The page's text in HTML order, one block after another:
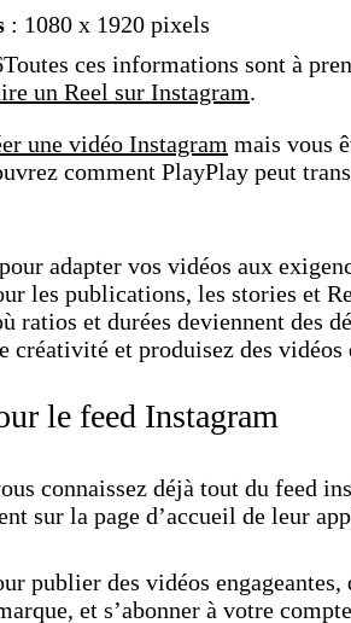
: 1080 x 1920 pixels
ces informations sont à
un Reel sur Instagram.
une vidéo Instagram mais vous
comment PlayPlay peut
adapter vos vidéos aux
les publications, les stories et
ratios et durées deviennent des
créativité et produisez des
le feed Instagram
connaissez déjà tout du feed
sur la page d’accueil de leur
publier des vidéos
et s’abonner à votre